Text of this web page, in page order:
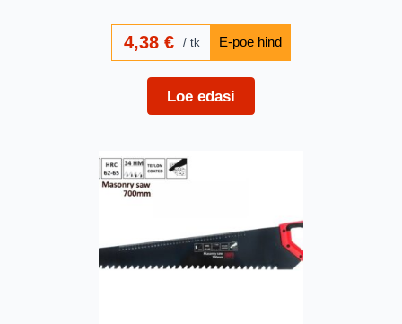
4,38€ tk
Loe edasi